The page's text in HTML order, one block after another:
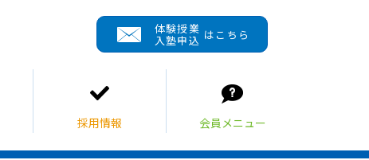
体験授業
入塾申込 はこちら